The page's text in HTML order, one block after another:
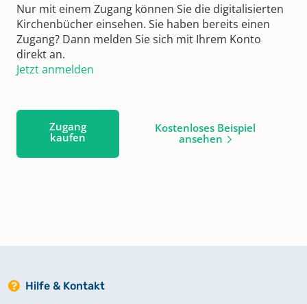
Nur mit einem Zugang können Sie die digitalisierten
Kirchenbücher einsehen. Sie haben bereits einen
Zugang? Dann melden Sie sich mit Ihrem Konto
direkt an.
Jetzt anmelden
Zugang
kaufen
Kostenloses Beispiel
ansehen
Hilfe & Kontakt